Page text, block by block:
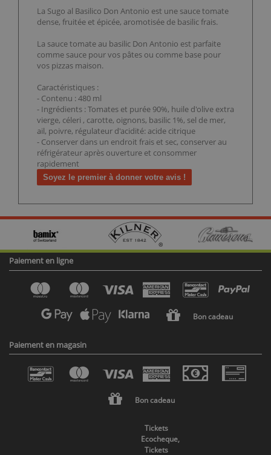
La Sugo al Basilico Don Antonio est une sauce tomate
dense, fruitée et épicée, aromotisée de basilic frais.
La sauce tomate au basilic Don Antonio est parfaite
comme sauce pour vos pâtes ou comme base pour
vos pizzas maison.
Caractéristiques :
- Contenu : 480 ml
- Ingrédients : Tomates et purée 90%, huile d'olive extra
vierge, céleri , carotte, oignons, basilic 1%, sel de mer,
ail, poivre, régulateur d'acidité: acide citrique
- Conserver dans un endroit frais et sec, conserver au
réfrigérateur après ouverture et consommer
rapidement
Soyez le premier à donner votre avis !
Paiement en ligne
Bon cadeau
Paiement en magasin
Bon cadeau
Tickets
Ecocheque,
Tickets